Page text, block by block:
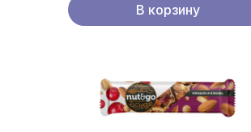
В корзину